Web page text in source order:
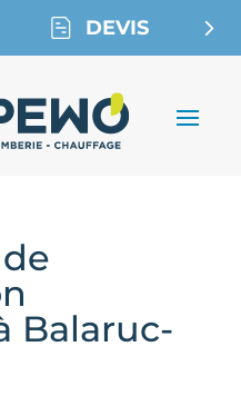
DEVIS
Balaruc-